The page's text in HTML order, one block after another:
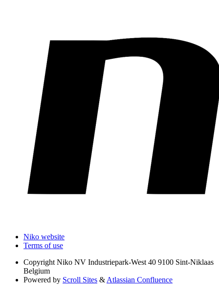
Niko website
Terms of use
Copyright Niko NV Industriepark-West 40 9100 Sint-Niklaas
Belgium
Powered by Scroll Sites & Atlassian Confluence